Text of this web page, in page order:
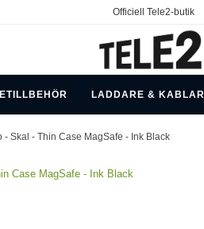
Officiell Tele2-butik
LADDARE & KABLAR
- Skal - Thin Case MagSafe - Ink Black